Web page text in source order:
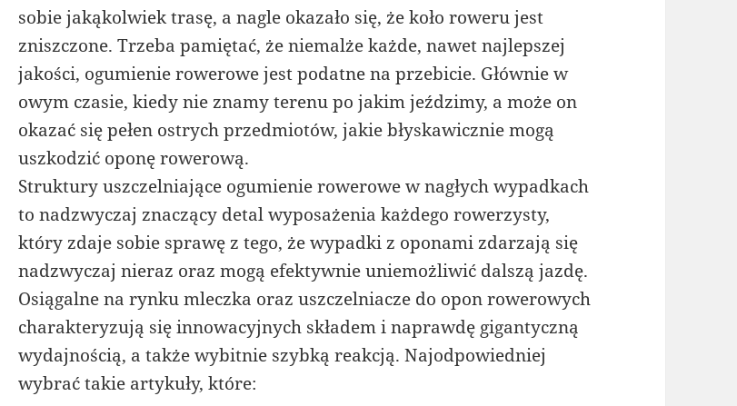
sobie jakąkolwiek trasę, a nagle okazało się, że koło roweru jest
zniszczone. Trzeba pamiętać, że niemalże każde, nawet najlepszej
jakości, ogumienie rowerowe jest podatne na przebicie. Głównie w
owym czasie, kiedy nie znamy terenu po jakim jeździmy, a może on
okazać się pełen ostrych przedmiotów, jakie błyskawicznie mogą
uszkodzić oponę rowerową.
Struktury uszczelniające ogumienie rowerowe w nagłych wypadkach
to nadzwyczaj znaczący detal wyposażenia każdego rowerzysty,
który zdaje sobie sprawę z tego, że wypadki z oponami zdarzają się
nadzwyczaj nieraz oraz mogą efektywnie uniemożliwić dalszą jazdę.
Osiągalne na rynku mleczka oraz uszczelniacze do opon rowerowych
charakteryzują się innowacyjnych składem i naprawdę gigantyczną
wydajnością, a także wybitnie szybką reakcją. Najodpowiedniej
wybrać takie artykuły, które: